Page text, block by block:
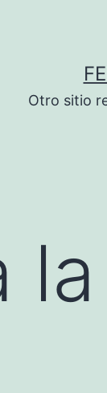
Otro sitio